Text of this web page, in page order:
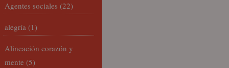
Agentes sociales (22)
alegría (1)
Alineación corazón y
mente (5)